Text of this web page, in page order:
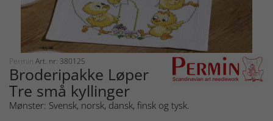
Permin Art. nr: 380125
Broderipakke Løper
Tre små kyllinger
Mønster: Svensk, norsk, dansk, finsk og tysk.